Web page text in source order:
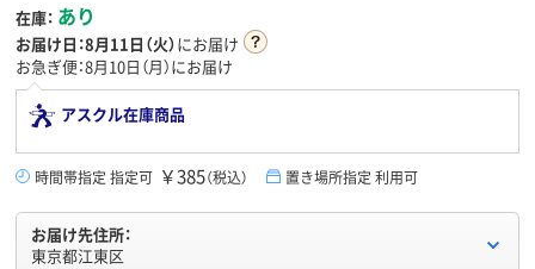
在庫： あり
お届け日：8月11日（火）にお届け
お急ぎ便：8月10日（月）にお届け
アスクル在庫商品
時間帯指定 指定可 ￥385（税込） 置き場所指定 利用可
お届け先住所：
東京都江東区